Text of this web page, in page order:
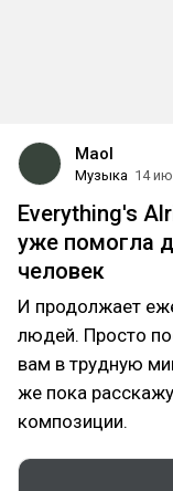
Maol
Музыка 14
Everything's
уже помогла
человек
И продолжает
людей. Просто
вам в трудную
же пока
композиции.